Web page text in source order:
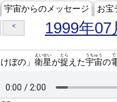
宇宙からのメッセージ お宝
< 1999年07
ぼの」 衛星
えいせい
が捉
とら
えた宇宙
うちゅう
の